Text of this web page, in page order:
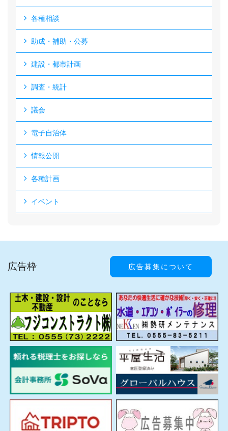
各種相談
助成・補助・公募
建設・都市計画
調査・統計
議会
電子自治体
情報公開
各種計画
イベント
広告枠 広告募集について